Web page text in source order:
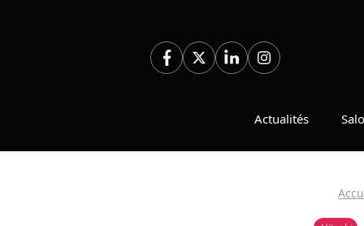
Actualités